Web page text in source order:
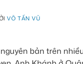
VÕ TẤN VŨ
bản trên